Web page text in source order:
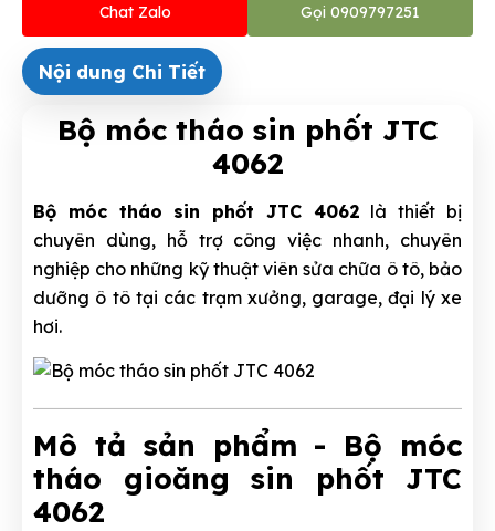
Chat Zalo Gọi 0909797251
Nội dung Chi Tiết
Bộ móc tháo sin phốt JTC
4062
Bộ móc tháo sin phốt JTC 4062 là thiết bị
chuyên dùng, hỗ trợ công việc nhanh, chuyên
nghiệp cho những kỹ thuật viên sửa chữa ô tô, bảo
dưỡng ô tô tại các trạm xưởng, garage, đại lý xe
hơi.
Mô tả sản phẩm - Bộ móc
tháo gioăng sin phốt JTC
4062